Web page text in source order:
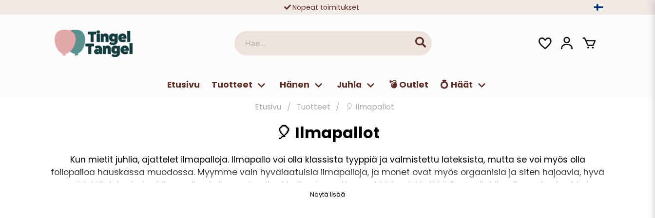
Nopeat toimitukset
Hae...
Etusivu Tuotteet Hänen Juhla 💣 Outlet 💍 Häät
Etusivu Tuotteet 🎈 Ilmapallot
🎈 Ilmapallot
Kun mietit juhlia, ajattelet ilmapalloja. Ilmapallo voi olla klassista tyyppiä ja valmistettu lateksista, mutta se voi myös olla
foliopalloa hauskassa muodossa. Myymme vain hyvälaatuisia ilmapalloja, ja monet ovat myös orgaanisia ja siten hajoavia, hyvä
ympäristölle! Jos haluat ilmapalloa kelluvan, tarvitset heliumia, mutta on yhtä hyvä täyttää ilmapallot ilmalla, omien keuhkojen
kautta tai ilmapallopumppulla.
Näytä lisää